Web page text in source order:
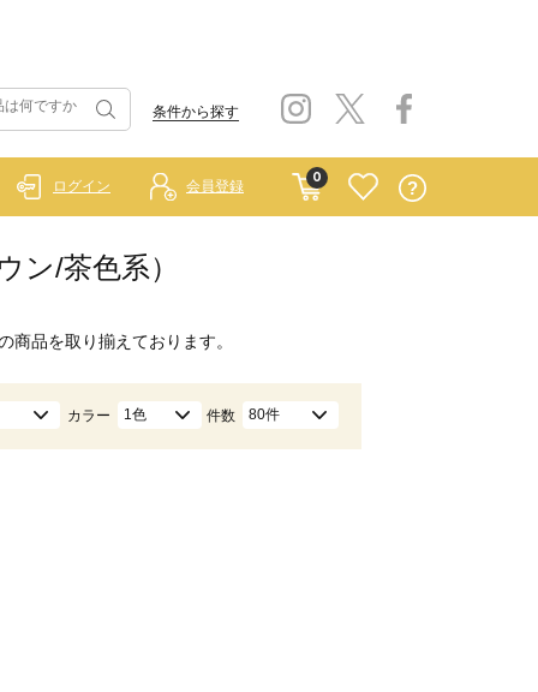
条件から探す
0
ログイン 会員登録
ン/茶色系）
商品を取り揃えております。
カラー 1色 件数 80件